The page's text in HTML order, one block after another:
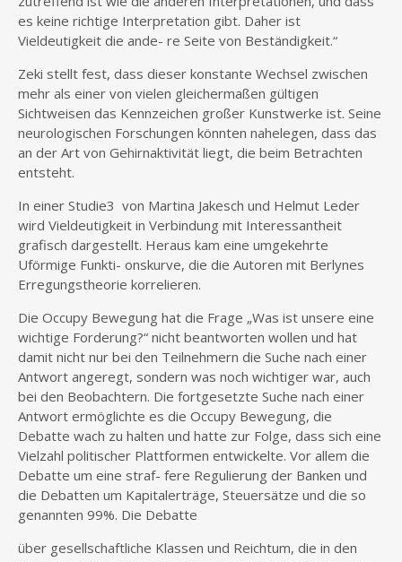
es keine richtige Interpretation gibt. Daher ist
Vieldeutigkeit die ande- re Seite von Beständigkeit.“
Zeki stellt fest, dass dieser konstante Wechsel zwischen
mehr als einer von vielen gleichermaßen gültigen
Sichtweisen das Kennzeichen großer Kunstwerke ist. Seine
neurologischen Forschungen könnten nahelegen, dass das
an der Art von Gehirnaktivität liegt, die beim Betrachten
entsteht.
In einer Studie3 von Martina Jakesch und Helmut Leder
wird Vieldeutigkeit in Verbindung mit Interessantheit
grafisch dargestellt. Heraus kam eine umgekehrte
Uförmige Funkti- onskurve, die die Autoren mit Berlynes
Erregungstheorie korrelieren.
Die Occupy Bewegung hat die Frage „Was ist unsere eine
wichtige Forderung?“ nicht beantworten wollen und hat
damit nicht nur bei den Teilnehmern die Suche nach einer
Antwort angeregt, sondern was noch wichtiger war, auch
bei den Beobachtern. Die fortgesetzte Suche nach einer
Antwort ermöglichte es die Occupy Bewegung, die
Debatte wach zu halten und hatte zur Folge, dass sich eine
Vielzahl politischer Plattformen entwickelte. Vor allem die
Debatte um eine straf- fere Regulierung der Banken und
die Debatten um Kapitalerträge, Steuersätze und die so
genannten 99%. Die Debatte
über gesellschaftliche Klassen und Reichtum, die in den